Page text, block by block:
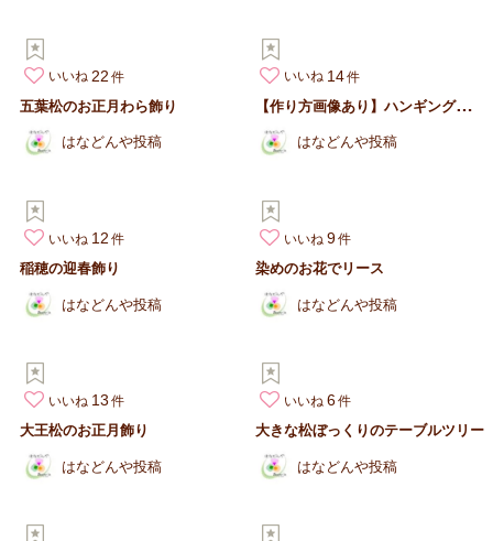
いいね 22
五葉松のお正月わら飾り
はなどんや投稿
いいね 14
【
作り方画像あり】ハンギングハーフツリー
はなどんや投稿
いいね 12
稲穂の迎春飾り
はなどんや投稿
いいね 9
染めのお花でリース
はなどんや投稿
いいね 13
大王松のお正月飾り
はなどんや投稿
いいね 6
大きな松ぼっくりのテーブルツリー
はなどんや投稿